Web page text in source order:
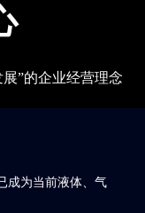
”的企业经营理念
成为当前液体、气